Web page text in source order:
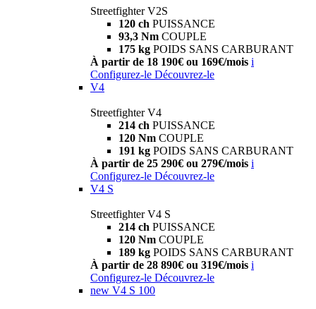
Streetfighter V2S
120 ch PUISSANCE
93,3 Nm COUPLE
175 kg POIDS SANS CARBURANT
À partir de 18 190€ ou 169€/mois i
Configurez-le Découvrez-le
V4
Streetfighter V4
214 ch PUISSANCE
120 Nm COUPLE
191 kg POIDS SANS CARBURANT
À partir de 25 290€ ou 279€/mois i
Configurez-le Découvrez-le
V4 S
Streetfighter V4 S
214 ch PUISSANCE
120 Nm COUPLE
189 kg POIDS SANS CARBURANT
À partir de 28 890€ ou 319€/mois i
Configurez-le Découvrez-le
new V4 S 100